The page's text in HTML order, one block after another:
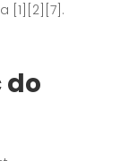
[1][2][7].
do